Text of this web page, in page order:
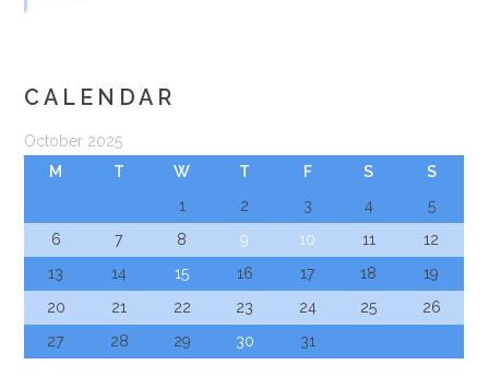
CALENDAR
October 2025
M
T W T F S
S
1
2 3 4
5
6
7 8 9 10 11
12
13
14 15 16 17 18
19
20
21 22 23 24 25
26
27
28 29 30 31